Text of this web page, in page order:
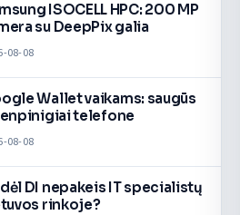
ISOCELL HPC: 200 MP
su DeepPix galia
08-08
Wallet vaikams: saugūs
telefone
08-08
DI nepakeis IT specialistų
rinkoje?